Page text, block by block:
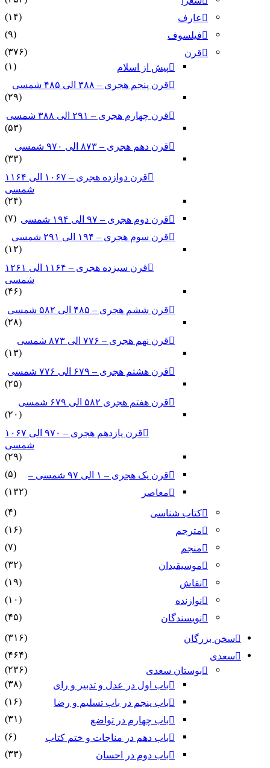
عارف
(۱۴)
فیلسوف
(۹)
قرن
(۳۷۶)
پیش از اسلام
(۱)
قرن پنجم هجری – ۳۸۸ الی ۴۸۵ شمسی
(۲۹)
قرن چهارم هجری – ۲۹۱ الی ۳۸۸ شمسی
(۵۳)
قرن دهم هجری – ۸۷۳ الی ۹۷۰ شمسی
(۳۳)
قرن دوازده هجری – ۱۰۶۷ الی ۱۱۶۴
شمسی
(۲۴)
قرن دوم هجری – ۹۷ الی ۱۹۴ شمسی
(۷)
قرن سوم هجری – ۱۹۴ الی ۲۹۱ شمسی
(۱۲)
قرن سیزده هجری – ۱۱۶۴ الی ۱۲۶۱
شمسی
(۴۶)
قرن ششم هجری – ۴۸۵ الی ۵۸۲ شمسی
(۲۸)
قرن نهم هجری – ۷۷۶ الی ۸۷۳ شمسی
(۱۳)
قرن هشتم هجری – ۶۷۹ الی ۷۷۶ شمسی
(۲۵)
قرن هفتم هجری ۵۸۲ الی ۶۷۹ شمسی
(۲۰)
قرن یازدهم هجری – ۹۷۰ الی ۱۰۶۷
شمسی
(۲۹)
قرن یک هجری – ۱ الی ۹۷ شمسی –
(۵)
معاصر
(۱۳۲)
کتاب شناسی
(۴)
مترجم
(۱۶)
منجم
(۷)
موسیقیدان
(۳۲)
نقاش
(۱۹)
نوازنده
(۱۰)
نویسندگان
(۴۵)
سخن بزرگان
(۳۱۶)
سعدی
(۴۶۴)
بوستان سعدی
(۲۳۶)
باب اول در عدل و تدبیر و رای
(۳۸)
باب پنجم در باب تسلیم و رضا
(۱۶)
باب چهارم در تواضع
(۳۱)
باب دهم در مناجات و ختم کتاب
(۶)
باب دوم در احسان
(۳۳)